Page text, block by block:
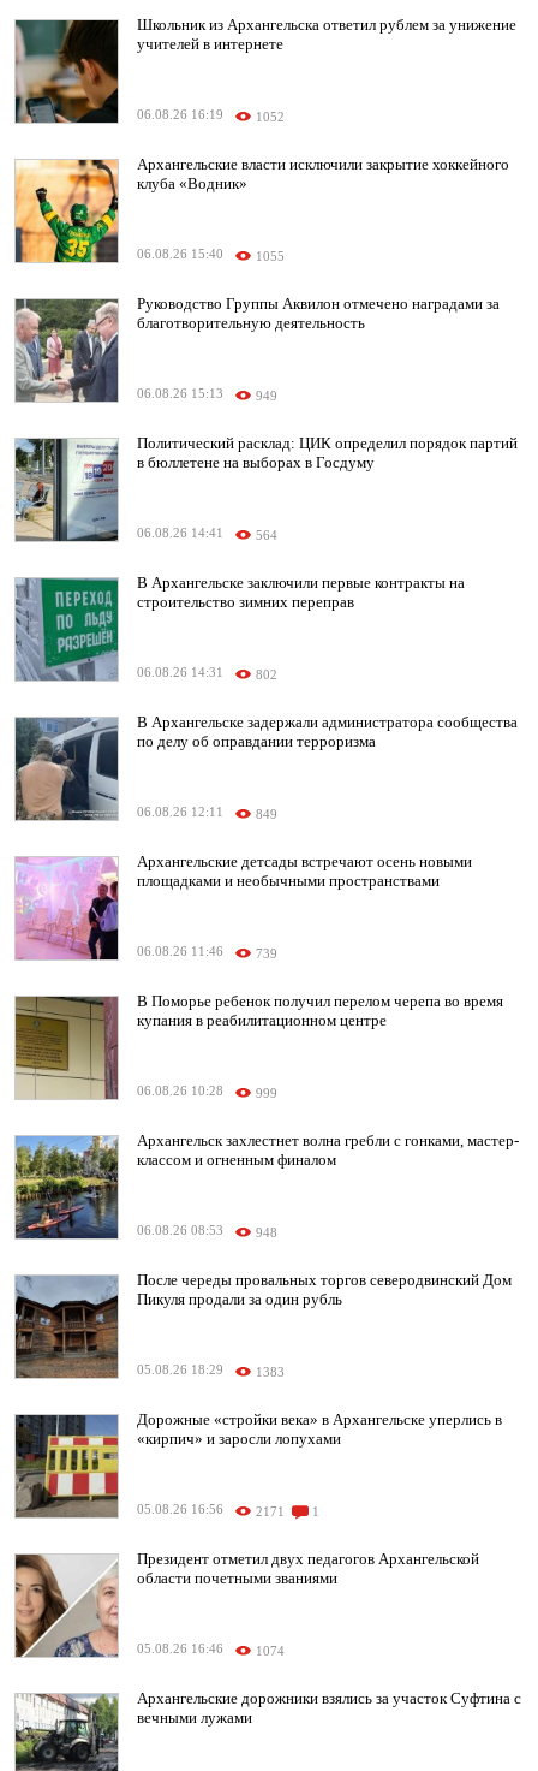
Школьник из Архангельска ответил рублем за унижение
учителей в интернете
06.08.26 16:19 1052
Архангельские власти исключили закрытие хоккейного
клуба «Водник»
06.08.26 15:40 1055
Руководство Группы Аквилон отмечено наградами за
благотворительную деятельность
06.08.26 15:13 949
Политический расклад: ЦИК определил порядок партий
в бюллетене на выборах в Госдуму
06.08.26 14:41 564
В Архангельске заключили первые контракты на
строительство зимних переправ
06.08.26 14:31 802
В Архангельске задержали администратора сообщества
по делу об оправдании терроризма
06.08.26 12:11 849
Архангельские детсады встречают осень новыми
площадками и необычными пространствами
06.08.26 11:46 739
В Поморье ребенок получил перелом черепа во время
купания в реабилитационном центре
06.08.26 10:28 999
Архангельск захлестнет волна гребли с гонками, мастер-
классом и огненным финалом
06.08.26 08:53 948
После череды провальных торгов северодвинский Дом
Пикуля продали за один рубль
05.08.26 18:29 1383
Дорожные «стройки века» в Архангельске уперлись в
«кирпич» и заросли лопухами
05.08.26 16:56 2171 1
Президент отметил двух педагогов Архангельской
области почетными званиями
05.08.26 16:46 1074
Архангельские дорожники взялись за участок Суфтина с
вечными лужами